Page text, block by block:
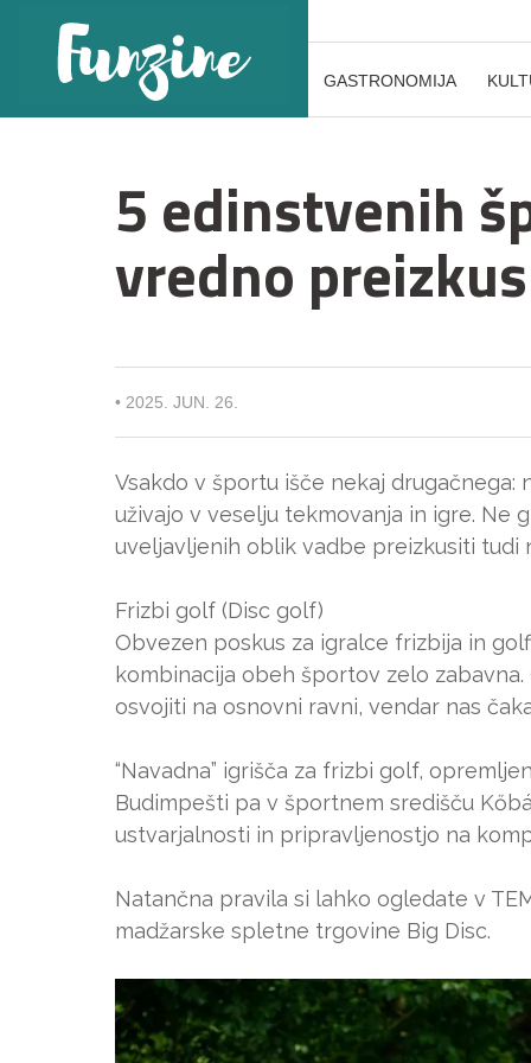
GASTRONOMIJA
5 edinstvenih
vredno
• 2025. JUN. 26.
Vsakdo v športu išče nekaj
uživajo v veselju tekmovanja in igre. Ne
uveljavljenih oblik vadbe preizkusiti tudi
Frizbi golf (Disc golf)
Obvezen poskus za igralce frizbija in
kombinacija obeh športov zelo
osvojiti na osnovni ravni, vendar nas
“Navadna” igrišča za frizbi golf,
Budimpešti pa v športnem središču
ustvarjalnosti in pripravljenostjo na
Natančna pravila si lahko ogledate v
madžarske spletne trgovine Big Disc.